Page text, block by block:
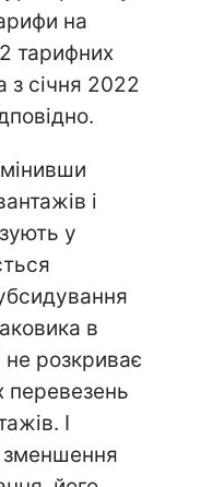
на
тарифних
з січня 2022
і
у
в
розкриває
перевезень
І
зменшення